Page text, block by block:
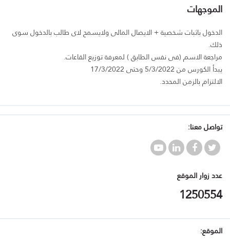
الموجهات
الدخول باثبات شخصية + الايصال المالى ولايسمح لاى طالب بالدخول سوى
ذلك.
مراجعة الاسم (فى نفس الطابق ) لمعرفة توزيع القاعات.
يبدأ الكورس من 5/3/2022 وحتى 17/3/2022
الالتزام بالزمن المحدد.
تواصل معنا:
عدد زوار الموقع
1250554
الموقع: